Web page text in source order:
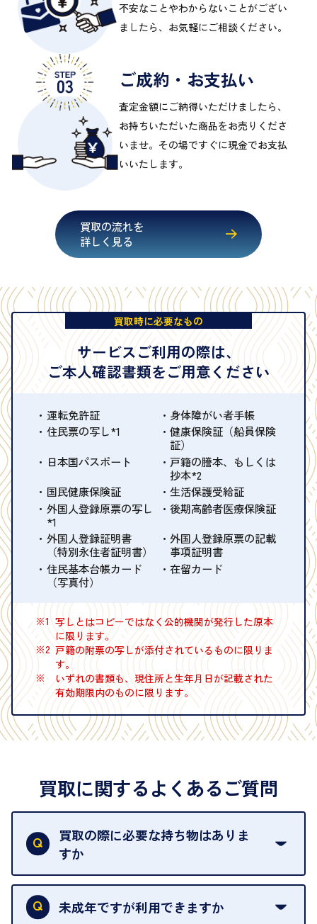
不安なことやわからないことがござい
ましたら、お気軽にご相談ください。
ご成約・お支払い
査定金額にご納得いただけましたら、
お持ちいただいた商品をお売りくださ
いませ。その場ですぐに現金でお支払
いいたします。
買取の流れを
詳しく見る
買取時に必要なもの
サービスご利用の際は、
ご本人確認書類をご用意ください
運転免許証
身体障がい者手帳
住民票の写し*1
健康保険証（船員保険
証）
日本国パスポート
戸籍の謄本、もしくは
抄本*2
国民健康保険証
生活保護受給証
外国人登録原票の写し
*1
後期高齢者医療保険証
外国人登録証明書
（特別永住者証明書）
外国人登録原票の記載
事項証明書
住民基本台帳カード
（写真付）
在留カード
※1 写しとはコピーではなく公的機関が発行した原本
に限ります。
※2 戸籍の附票の写しが添付されているものに限りま
す。
※
いずれの書類も、現住所と生年月日が記載された
有効期限内のものに限ります。
買取に関するよくあるご質問
買取の際に必要な持ち物はありま
すか
本人確認書類をご用意ください。ご利用になれる書
類はこちらをご確認ください。
未成年ですが利用できますか